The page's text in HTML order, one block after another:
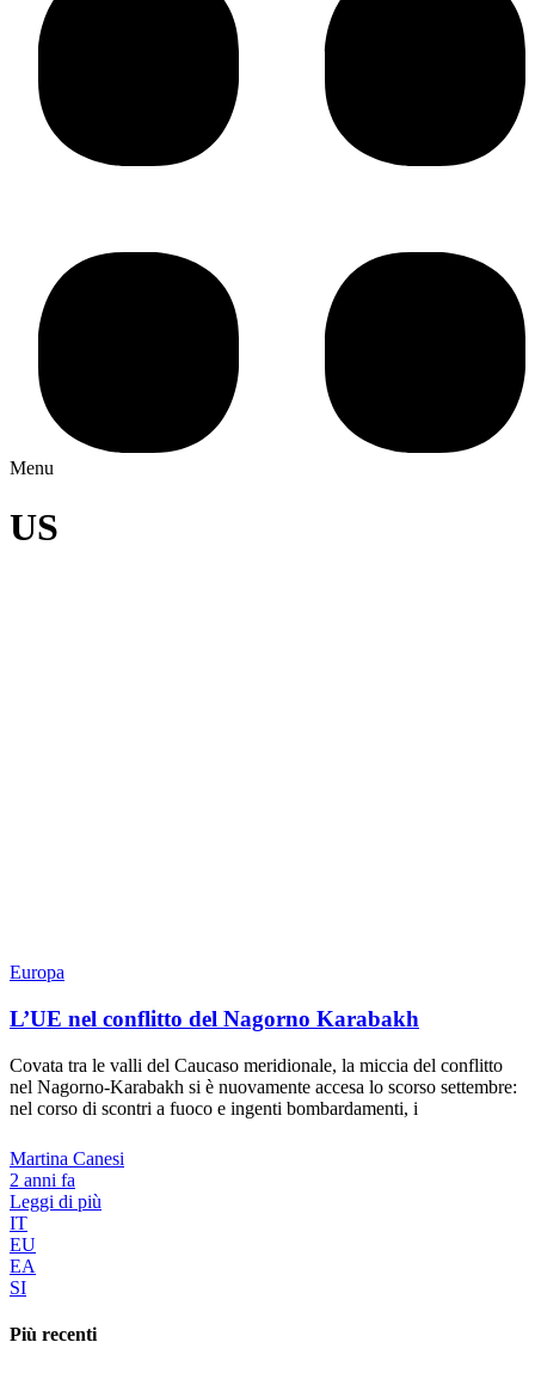
Menu
US
Europa
L’UE nel conflitto del Nagorno Karabakh
Covata tra le valli del Caucaso meridionale, la miccia del conflitto
nel Nagorno-Karabakh si è nuovamente accesa lo scorso settembre:
nel corso di scontri a fuoco e ingenti bombardamenti, i
Martina Canesi
2 anni fa
Leggi di più
IT
EU
EA
SI
Più recenti